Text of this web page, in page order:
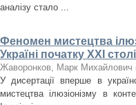
аналізу стало ...
Феномен мистецтва
Україні початку ХХІ
Жаворонков, Марк Михайлович
У дисертації вперше в
мистецтва ілюзіонізму в